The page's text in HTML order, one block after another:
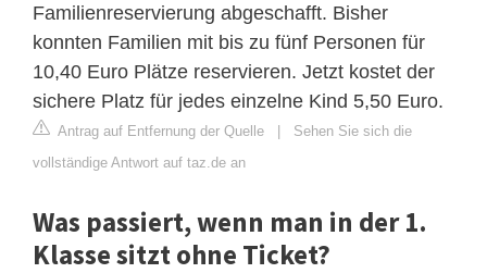
Familienreservierung abgeschafft. Bisher
konnten Familien mit bis zu fünf Personen für
10,40 Euro Plätze reservieren. Jetzt kostet der
sichere Platz für jedes einzelne Kind 5,50 Euro.
Antrag auf Entfernung der Quelle | Sehen Sie sich die
vollständige Antwort auf taz.de an
Was passiert, wenn man in der 1.
Klasse sitzt ohne Ticket?